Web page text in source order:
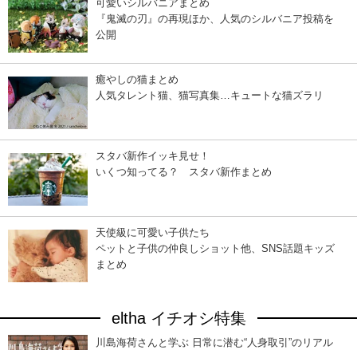
可愛いシルバニアまとめ
『鬼滅の刃』の再現ほか、人気のシルバニア投稿を
公開
癒やしの猫まとめ
人気タレント猫、猫写真集…キュートな猫ズラリ
スタバ新作イッキ見せ！
いくつ知ってる？ スタバ新作まとめ
天使級に可愛い子供たち
ペットと子供の仲良しショット他、SNS話題キッズ
まとめ
eltha イチオシ特集
川島海荷さんと学ぶ 日常に潜む“人身取引”のリアル